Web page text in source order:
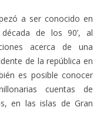
a ser conocido en
de los 90’, al
acerca de una
de la república en
es posible conocer
cuentas de
en las islas de Gran